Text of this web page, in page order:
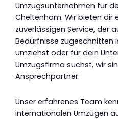
Umzugsunternehmen für
Cheltenham. Wir bieten dir
zuverlässigen Service, der
Bedürfnisse zugeschnitten
umziehst oder für dein
Umzugsfirma suchst, wir
Ansprechpartner.
Unser erfahrenes Team
internationalen Umzügen